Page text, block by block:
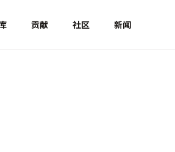
贡献 社区 新闻